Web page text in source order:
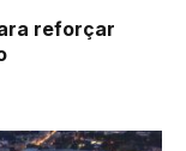
reforçar